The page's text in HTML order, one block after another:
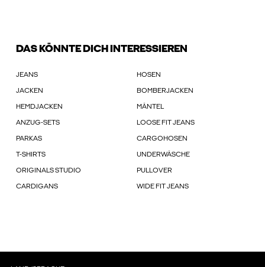
DAS KÖNNTE DICH INTERESSIEREN
JEANS HOSEN
JACKEN BOMBERJACKEN
HEMDJACKEN MÄNTEL
ANZUG-SETS LOOSE FIT JEANS
PARKAS CARGOHOSEN
T-SHIRTS UNDERWÄSCHE
ORIGINALS STUDIO PULLOVER
CARDIGANS WIDE FIT JEANS